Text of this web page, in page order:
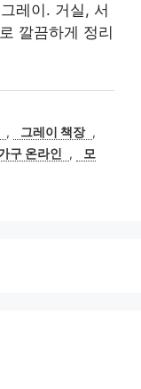
레이. 거실, 서
깔끔하게 정리
, 그레이 책장 ,
구 온라인 ,
모